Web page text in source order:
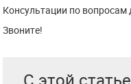
Консультации по
Звоните!